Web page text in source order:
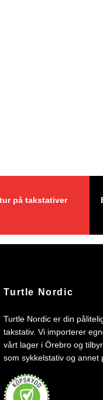
på takstativer
Turtle Nordic
Turtle Nordic er din
takstativ. Vi importerer
vårt lager i Örebro og
som sykkelstativ og annet